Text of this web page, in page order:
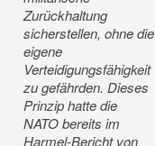
Zurückhaltung
sicherstellen, ohne die
eigene
Verteidigungsfähigkeit
zu gefährden. Dieses
Prinzip hatte die
NATO bereits im
Harmel-Bericht von